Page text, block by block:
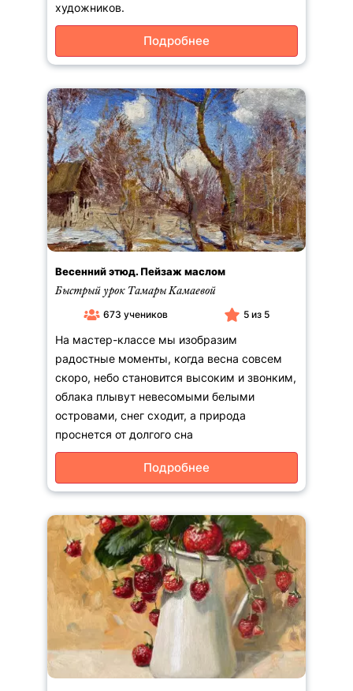
художников.
Подробнее
Весенний этюд. Пейзаж маслом
Быстрый урок Тамары Камаевой
673 учеников 5 из 5
На мастер-классе мы изобразим
радостные моменты, когда весна совсем
скоро, небо становится высоким и звонким,
облака плывут невесомыми белыми
островами, снег сходит, а природа
проснется от долгого сна
Подробнее